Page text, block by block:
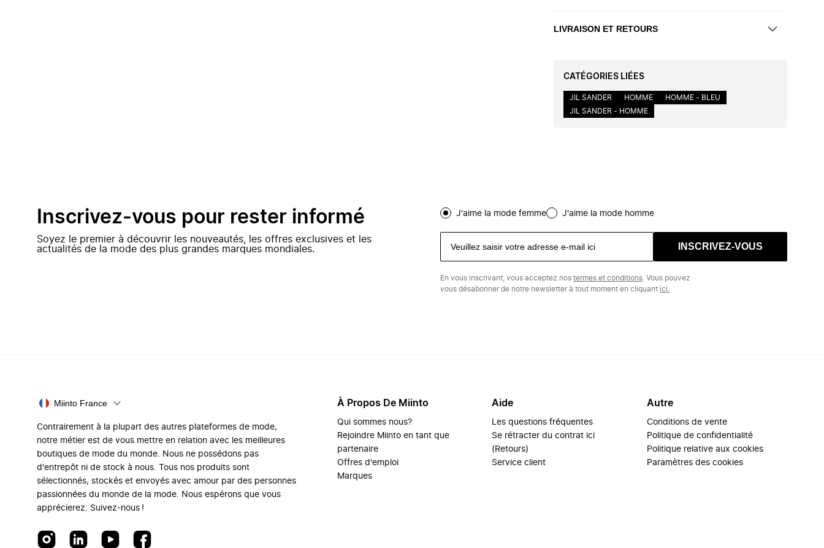
LIVRAISON ET RETOURS
CATÉGORIES LIÉES
JIL SANDER HOMME
HOMME - BLEU
JIL SANDER - HOMME
Inscrivez-vous pour rester informé
Soyez le premier à découvrir les nouveautés, les offres exclusives et les
actualités de la mode des plus grandes marques mondiales.
J'aime la mode femme J'aime la mode homme
INSCRIVEZ-VOUS
En vous inscrivant, vous acceptez nos termes et conditions . Vous pouvez
vous désabonner de notre newsletter à tout moment en cliquant ici.
Miinto France
Contrairement à la plupart des autres plateformes de mode,
notre métier est de vous mettre en relation avec les meilleures
boutiques de mode du monde. Nous ne possédons pas
d'entrepôt ni de stock à nous. Tous nos produits sont
sélectionnés, stockés et envoyés avec amour par des personnes
passionnées du monde de la mode. Nous espérons que vous
apprécierez. Suivez-nous !
À Propos De Miinto
Qui sommes nous?
Rejoindre Miinto en tant que
partenaire
Offres d'emploi
Marques
Aide
Les questions fréquentes
Se rétracter du contrat ici
(Retours)
Service client
Autre
Conditions de vente
Politique de confidentialité
Politique relative aux cookies
Paramètres des cookies